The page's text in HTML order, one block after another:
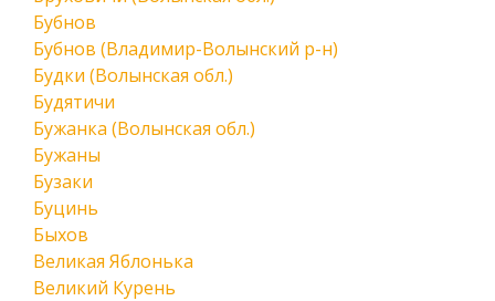
Бубнов
Бубнов (Владимир-Волынский р-н)
Будки (Волынская обл.)
Будятичи
Бужанка (Волынская обл.)
Бужаны
Бузаки
Буцинь
Быхов
Великая Яблонька
Великий Курень